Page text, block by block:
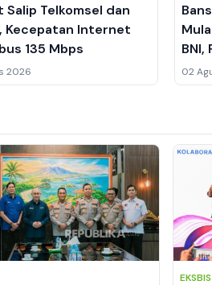
Salip Telkomsel dan
Kecepatan Internet
135 Mbps
2026
BNI,
02
EKSBIS